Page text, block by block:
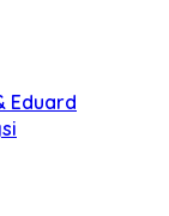
Eduard